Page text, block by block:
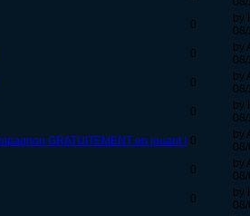
0
by
0
by
0
by
0
by
GRATUITEMENT en jouant ! 0
by
0
by
0
by